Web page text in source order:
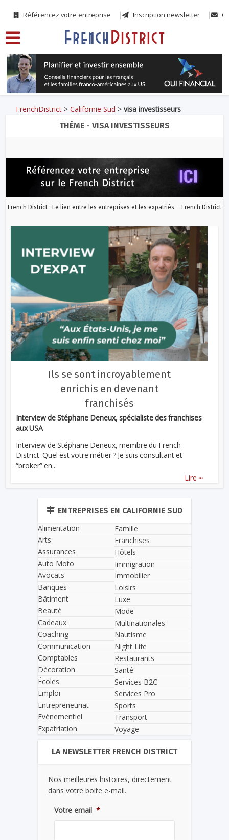
Référencez votre entreprise Inscription newsletter
FrenchDistrict >Californie Sud >visa investisseurs
THÈME - VISA INVESTISSEURS
French District : Le lien entre les entreprises et les expatriés. - French District
Ils se sont incroyablement
enrichis en devenant
franchisés
Interview de Stéphane Deneux, spécialiste des franchises
aux USA
Interview de Stéphane Deneux, membre du French
District. Quel est votre métier ? Je suis consultant et
“broker” en...
Lire ...
ENTREPRISES EN CALIFORNIE SUD
Alimentation
Arts
Assurances
Auto Moto
Avocats
Banques
Bâtiment
Beauté
Cadeaux
Coaching
Communication
Comptables
Décoration
Écoles
Emploi
Entrepreneuriat
Evènementiel
Expatriation
Famille
Franchises
Hôtels
Immigration
Immobilier
Loisirs
Luxe
Mode
Multinationales
Nautisme
Night Life
Restaurants
Santé
Services B2C
Services Pro
Sports
Transport
Voyage
LA NEWSLETTER FRENCH DISTRICT
Nos meilleures histoires, directement
dans votre boite e-mail.
Votre email *